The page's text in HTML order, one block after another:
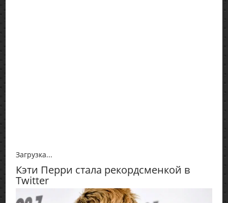
Загрузка...
Кэти Перри стала рекордсменкой в
Twitter